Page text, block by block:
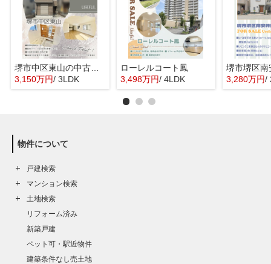
堺市中区東山の中古一戸建
3,150万円/ 3LDK
ローレルコート鳳
3,498万円/ 4LDK 3,280万円/
物件について
戸建検索
マンション検索
土地検索
リフォーム済み
新築戸建
ペット可・駅近物件
建築条件なし売土地